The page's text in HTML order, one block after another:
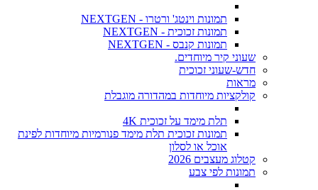
תמונות וינטג' ורטרו - NEXTGEN
תמונות זכוכית - NEXTGEN
תמונות קנבס - NEXTGEN
שעוני קיר מיוחדים.
חדש-שעוני זכוכית
מראות
קולקציות מיוחדות במהדורה מוגבלת
תלת מימד על זכוכית 4K
תמונות זכוכית תלת מימד פנורמיות מיוחדות לפינת
אוכל או לסלון
קטלוג מעצבים 2026
תמונות לפי צבע